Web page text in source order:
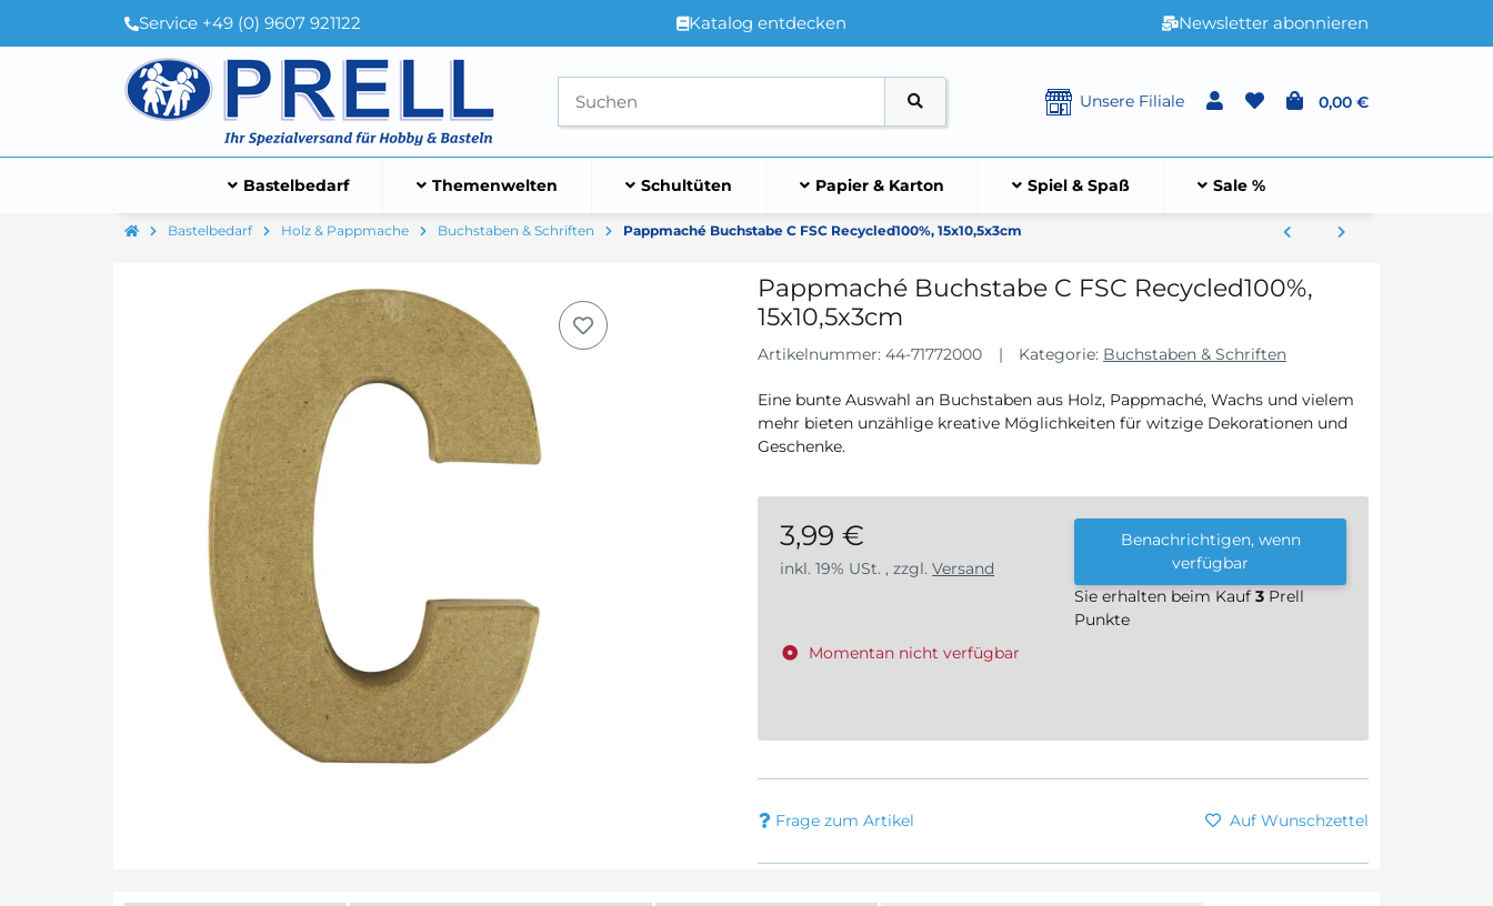
Service +49 (0) 9607 921122 Katalog entdecken Newsletter abonnieren
Unsere Filiale 0,00 €
Bastelbedarf Themenwelten Schultüten Papier & Karton Spiel & Spaß Sale %
Bastelbedarf Holz & Pappmache Buchstaben & Schriften Pappmaché Buchstabe C FSC Recycled100%, 15x10,5x3cm
Pappmaché Buchstabe C FSC Recycled100%,
15x10,5x3cm
Artikelnummer: 44-71772000 Kategorie: Buchstaben & Schriften
Eine bunte Auswahl an Buchstaben aus Holz, Pappmaché, Wachs und vielem
mehr bieten unzählige kreative Möglichkeiten für witzige Dekorationen und
Geschenke.
3,99 €
inkl. 19% USt. , zzgl. Versand
Momentan nicht verfügbar
Benachrichtigen, wenn
verfügbar
Sie erhalten beim Kauf 3 Prell
Punkte
Frage zum Artikel Auf Wunschzettel